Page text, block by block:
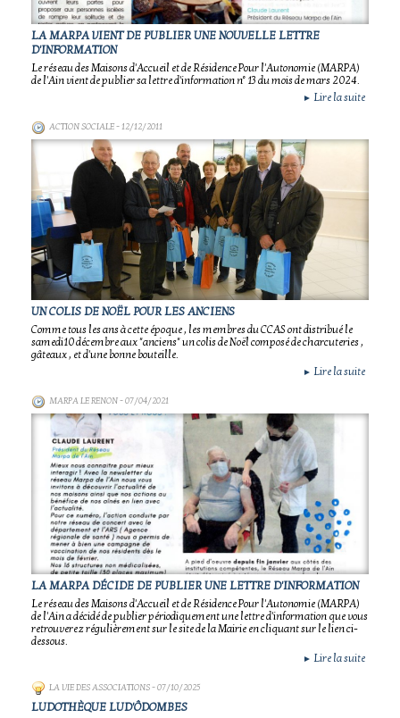
LA MARPA VIENT DE PUBLIER UNE NOUVELLE LETTRE
D'INFORMATION
Le réseau des Maisons d'Accueil et de Résidence Pour l'Autonomie (MARPA)
de l'Ain vient de publier sa lettre d'information n° 13 du mois de mars 2024.
► Lire la suite
ACTION SOCIALE- 12/12/2011
UN COLIS DE NOËL POUR LES ANCIENS
Comme tous les ans à cette époque , les membres du CCAS ont distribué le
samedi10 décembre aux "anciens" un colis de Noël composé de charcuteries ,
gâteaux , et d'une bonne bouteille.
► Lire la suite
MARPA LE RENON- 07/04/2021
LA MARPA DÉCIDE DE PUBLIER UNE LETTRE D'INFORMATION
Le réseau des Maisons d'Accueil et de Résidence Pour l'Autonomie (MARPA)
de l'Ain a décidé de publier périodiquement une lettre d'information que vous
retrouverez régulièrement sur le site de la Mairie en cliquant sur le lien ci-
dessous.
► Lire la suite
LA VIE DES ASSOCIATIONS- 07/10/2025
LUDOTHÈQUE LUD'ÔDOMBES